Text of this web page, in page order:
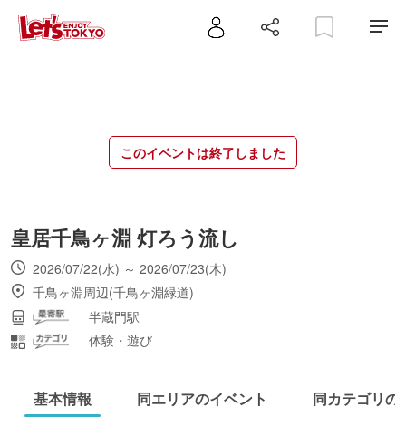
このイベントは終了しました
皇居千鳥ヶ淵 灯ろう流し
2026/07/22(水) ～ 2026/07/23(木)
千鳥ヶ淵周辺(千鳥ヶ淵緑道)
半蔵門駅
体験・遊び
基本情報 同エリアのイベント 同カテゴリの